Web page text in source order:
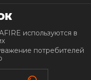
используются в
потребителей